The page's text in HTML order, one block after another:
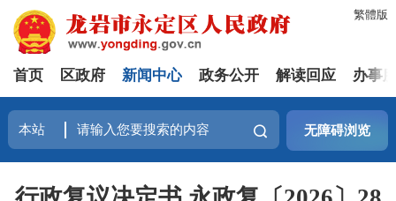
繁體版
首页 区政府 新闻中心 政务公开 解读回应 办事
无障碍浏览